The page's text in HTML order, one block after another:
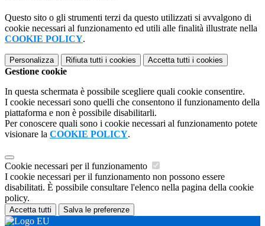
Questo sito o gli strumenti terzi da questo utilizzati si avvalgono di
cookie necessari al funzionamento ed utili alle finalità illustrate nella
COOKIE POLICY.
Personalizza Rifiuta tutti i cookies Accetta tutti i cookies
Gestione cookie
In questa schermata è possibile scegliere quali cookie consentire.
I cookie necessari sono quelli che consentono il funzionamento della
piattaforma e non è possibile disabilitarli.
Per conoscere quali sono i cookie necessari al funzionamento potete
visionare la COOKIE POLICY.
Cookie necessari per il funzionamento
I cookie necessari per il funzionamento non possono essere
disabilitati. È possibile consultare l'elenco nella pagina della cookie
policy.
Accetta tutti Salva le preferenze